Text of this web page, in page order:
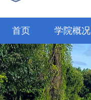
首页 学院概况